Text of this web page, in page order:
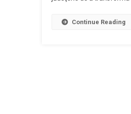
Continue Reading